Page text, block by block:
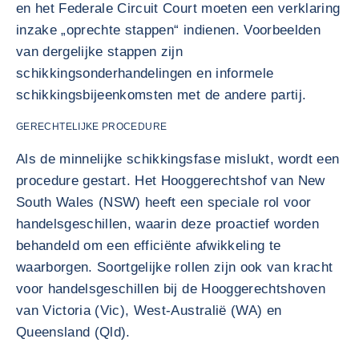
en het Federale Circuit Court moeten een verklaring
inzake „oprechte stappen“ indienen. Voorbeelden
van dergelijke stappen zijn
schikkingsonderhandelingen en informele
schikkingsbijeenkomsten met de andere partij.
GERECHTELIJKE PROCEDURE
Als de minnelijke schikkingsfase mislukt, wordt een
procedure gestart. Het Hooggerechtshof van New
South Wales (NSW) heeft een speciale rol voor
handelsgeschillen, waarin deze proactief worden
behandeld om een efficiënte afwikkeling te
waarborgen. Soortgelijke rollen zijn ook van kracht
voor handelsgeschillen bij de Hooggerechtshoven
van Victoria (Vic), West-Australië (WA) en
Queensland (Qld).